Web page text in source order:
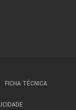
FICHA TÉCNICA